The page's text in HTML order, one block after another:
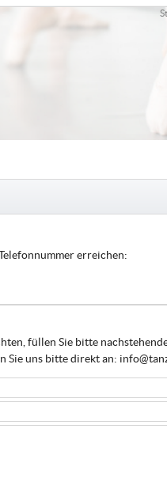
erreichen:
füllen Sie bitte
Sie uns bitte direkt an: